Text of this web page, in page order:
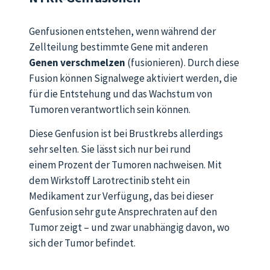
Genfusionen entstehen, wenn während der
Zellteilung bestimmte Gene mit anderen
Genen verschmelzen (fusionieren). Durch diese
Fusion können Signalwege aktiviert werden, die
für die Entstehung und das Wachstum von
Tumoren verantwortlich sein können.
Diese Genfusion ist bei Brustkrebs allerdings
sehr selten. Sie lässt sich nur bei rund
einem Prozent der Tumoren nachweisen. Mit
dem Wirkstoff Larotrectinib steht ein
Medikament zur Verfügung, das bei dieser
Genfusion sehr gute Ansprechraten auf den
Tumor zeigt – und zwar unabhängig davon, wo
sich der Tumor befindet.